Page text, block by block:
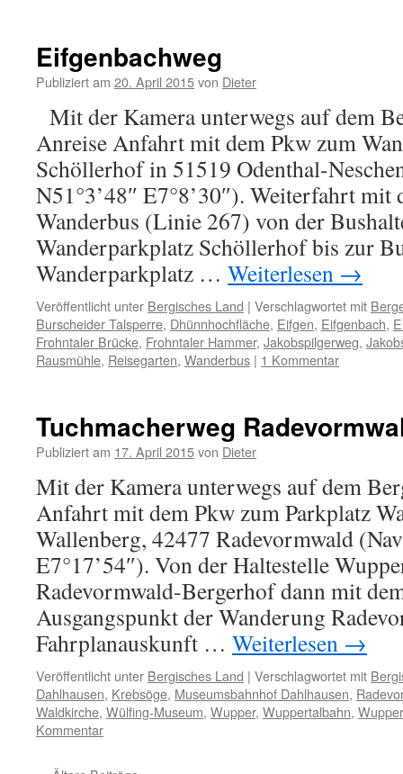
Eifgenbachweg
Publiziert am 20. April 2015von Dieter
Mit der Kamera unterwegs auf dem
Anreise Anfahrt mit dem Pkw zum
Schöllerhof in 51519 Odenthal-
N51°3’48″ E7°8’30″). Weiterfahrt mit
Wanderbus (Linie 267) von der
Wanderparkplatz Schöllerhof bis zur
Wanderparkplatz … Weiterlesen →
Veröffentlicht unter Bergisches Land | Verschlagwortet mit
Burscheider Talsperre, Dhünnhochfläche, Eifgen, Eifgenbach,
Frohntaler Brücke, Frohntaler Hammer, Jakobspilgerweg,
Rausmühle, Reisegarten, Wanderbus | 1 Kommentar
Tuchmacherweg
Publiziert am 17. April 2015von Dieter
Mit der Kamera unterwegs auf dem
Anfahrt mit dem Pkw zum Parkplatz
Wallenberg, 42477 Radevormwald
E7°17’54″). Von der Haltestelle
Radevormwald-Bergerhof dann mit
Ausgangspunkt der Wanderung
Fahrplanauskunft … Weiterlesen →
Veröffentlicht unter Bergisches Land | Verschlagwortet mit
Dahlhausen, Krebsöge, Museumsbahnhof Dahlhausen,
Waldkirche, Wülfing-Museum, Wupper, Wuppertalbahn,
Kommentar